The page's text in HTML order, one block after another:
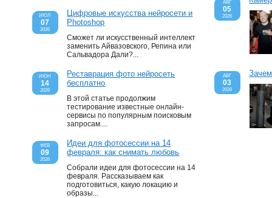
ИЮЛ
07
2026
Цифровые искусства нейросети и
Photoshop
Сможет ли искусственный интеллект
заменить Айвазовского, Репина или
Сальвадора Дали?...
ИЮН
14
2026
Реставрация фото нейросеть
бесплатно
В этой статье продолжим
тестирование известные онлайн-
сервисы по популярным поисковым
запросам....
ФЕВ
09
2026
Идеи для фотосессии на 14
февраля: как снимать любовь
Собрали идеи для фотосессии на 14
февраля. Рассказываем как
подготовиться, какую локацию и
образы...
АВГ
05
2026
АВГ
03
2026